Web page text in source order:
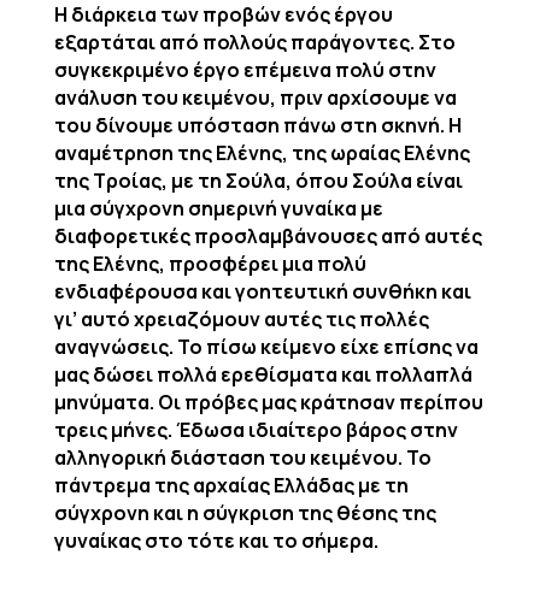
Η διάρκεια των προβών ενός έργου
εξαρτάται από πολλούς παράγοντες. Στο
συγκεκριμένο έργο επέμεινα πολύ στην
ανάλυση του κειμένου, πριν αρχίσουμε να
του δίνουμε υπόσταση πάνω στη σκηνή. Η
αναμέτρηση της Ελένης, της ωραίας Ελένης
της Τροίας, με τη Σούλα, όπου Σούλα είναι
μια σύγχρονη σημερινή γυναίκα με
διαφορετικές προσλαμβάνουσες από αυτές
της Ελένης, προσφέρει μια πολύ
ενδιαφέρουσα και γοητευτική συνθήκη και
γι’ αυτό χρειαζόμουν αυτές τις πολλές
αναγνώσεις. Το πίσω κείμενο είχε επίσης να
μας δώσει πολλά ερεθίσματα και πολλαπλά
μηνύματα. Οι πρόβες μας κράτησαν περίπου
τρεις μήνες. Έδωσα ιδιαίτερο βάρος στην
αλληγορική διάσταση του κειμένου. Το
πάντρεμα της αρχαίας Ελλάδας με τη
σύγχρονη και η σύγκριση της θέσης της
γυναίκας στο τότε και το σήμερα.